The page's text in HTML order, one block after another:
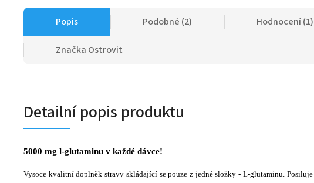
Popis Podobné (2) Hodnocení (1)
Značka Ostrovit
Detailní popis produktu
5000 mg l-glutaminu v každé dávce!
Vysoce kvalitní doplněk stravy skládající se pouze z jedné složky - L-glutaminu.